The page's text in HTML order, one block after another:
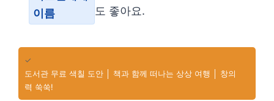
이름
도 좋아요.
✓
도서관 무료 색칠 도안 │ 책과 함께 떠나는 상상 여행 │ 창의
력 쑥쑥!